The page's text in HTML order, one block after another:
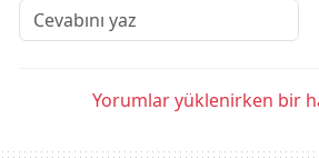
Yorumlar yüklenirken bir